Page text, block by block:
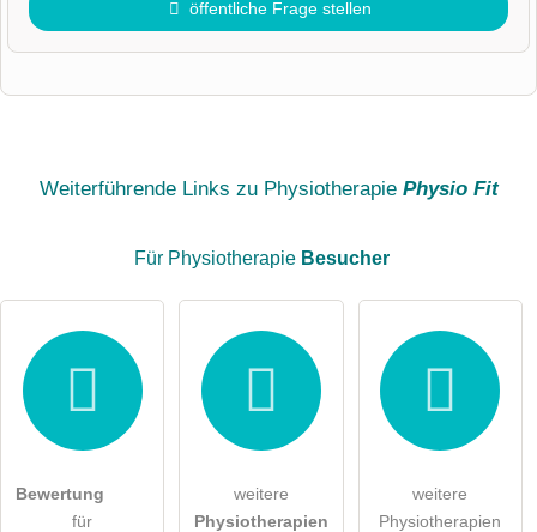
öffentliche Frage stellen
E-Mail-Adresse (wird nicht veröffentlicht)
Hiermit akzeptiere ich die .
öffentliche Frage stellen Abbrechen
Weiterführende Links zu Physiotherapie Physio Fit
Für Physiotherapie Besucher
Bewertung
für
weitere
Physiotherapien
weitere
Physiotherapien